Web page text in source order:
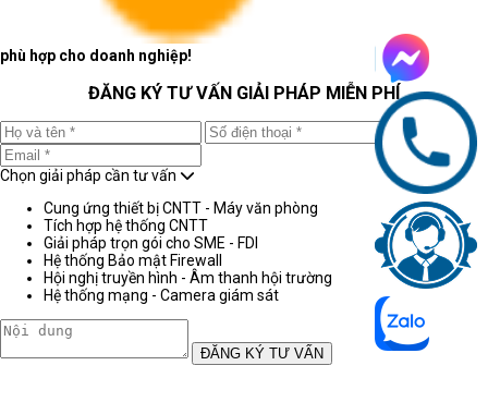
phù hợp cho doanh nghiệp!
ĐĂNG KÝ TƯ VẤN GIẢI PHÁP MIỄN PHÍ
Chọn giải pháp cần tư vấn
Cung ứng thiết bị CNTT - Máy văn phòng
Tích hợp hệ thống CNTT
Giải pháp trọn gói cho SME - FDI
Hệ thống Bảo mật Firewall
Hội nghị truyền hình - Âm thanh hội trường
Hệ thống mạng - Camera giám sát
ĐĂNG KÝ TƯ VẤN